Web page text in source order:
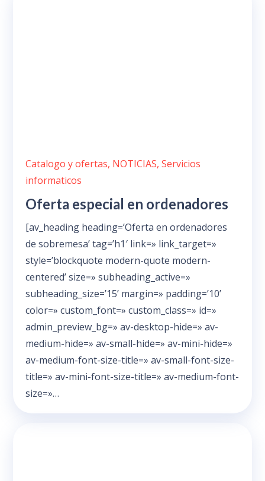
Catalogo y ofertas, NOTICIAS, Servicios
informaticos
Oferta especial en ordenadores
[av_heading heading=’Oferta en ordenadores
de sobremesa’ tag=’h1′ link=» link_target=»
style=’blockquote modern-quote modern-
centered’ size=» subheading_active=»
subheading_size=’15’ margin=» padding=’10’
color=» custom_font=» custom_class=» id=»
admin_preview_bg=» av-desktop-hide=» av-
medium-hide=» av-small-hide=» av-mini-hide=»
av-medium-font-size-title=» av-small-font-size-
title=» av-mini-font-size-title=» av-medium-font-
size=»…